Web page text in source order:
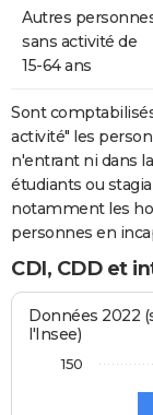
Autres
sans activité de
15-64 ans
Sont
activité" les
n'entrant ni dans
étudiants ou
notamment les
personnes en
CDI, CDD et
Données 2022
l'Insee)
150